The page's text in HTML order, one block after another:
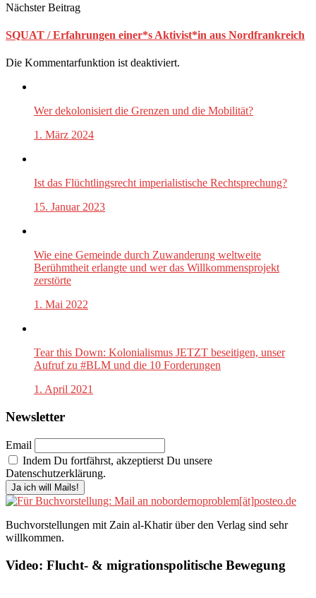
Nächster Beitrag
SQUAT / Erfahrungen einer*s Aktivist*in aus Nordfrankreich
Die Kommentarfunktion ist deaktiviert.
Wer dekolonisiert die Grenzen und die Mobilität?
1. März 2024
Ist das Flüchtlingsrecht imperialistische Rechtsprechung?
15. Januar 2023
Wie eine Gemeinde durch Zuwanderung weltweite
Berühmtheit erlangte und wer das Willkommensprojekt
zerstörte
1. Mai 2022
Tear this Down: Kolonialismus JETZT beseitigen, unser
Aufruf zu #BLM und die 10 Forderungen
1. April 2021
Newsletter
Email
Indem Du fortfährst, akzeptierst Du unsere
Datenschutzerklärung.
Buchvorstellungen mit Zain al-Khatir über den Verlag sind sehr
willkommen.
Video: Flucht- & migrationspolitische Bewegung